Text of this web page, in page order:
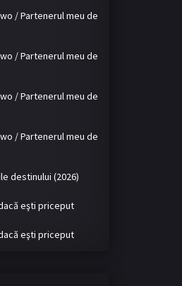
/ Partenerul meu de
/ Partenerul meu de
/ Partenerul meu de
/ Partenerul meu de
destinului (2026)
eşti priceput
eşti priceput